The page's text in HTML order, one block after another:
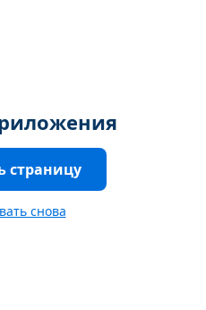
страницу
снова